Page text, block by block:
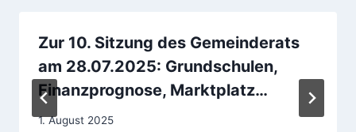
Zur 10. Sitzung des Gemeinderats
am 28.07.2025: Grundschulen,
Finanzprognose, Marktplatz…
1. August 2025